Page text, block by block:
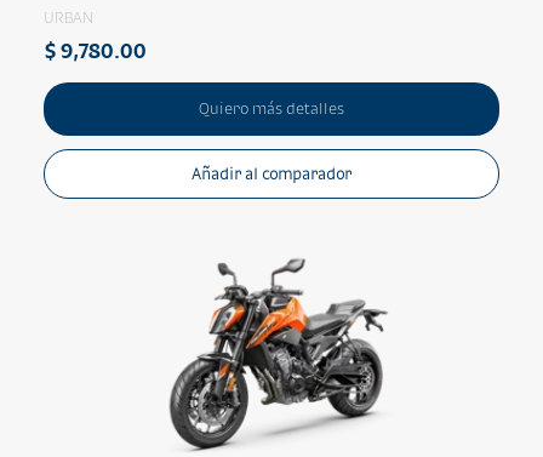
URBAN
$ 9,780.00
Quiero más detalles
Añadir al comparador